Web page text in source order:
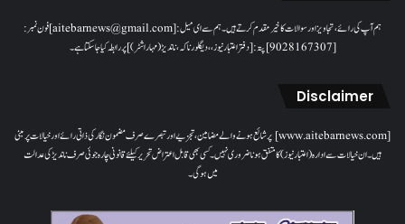
ہم آپ کی رائے، تجاویز اور سوالات کا خیرمقدم کرتے ہیں۔ ہم سےای میل: [aitebarnews@gmail.com]فون نمبر:
[9028167307]پتہ: [دفتر اعتبار نیوز، ، دیگلور ناکہ، ناندیڑ(مہاراشٹر) ] پر رابطہ کیا جاسکتا ہے۔
Disclaimer
[www.aitebarnews.com] پر شائع ہونے والے مضامین، تجزیے اور تبصرے صرف مضمون نگار کی ذاتی رائے اور خیالات پر مبنی
ہیں۔ ان خیالات سے ادارہ (اعتبار نیوز) کا متفق ہونا ضروری نہیں۔ کسی بھی قابل اعتراض تحریر کیلئے قانونی چارہ جوئی صرف ناندیڑ کی عدالت
میں ہوگی۔